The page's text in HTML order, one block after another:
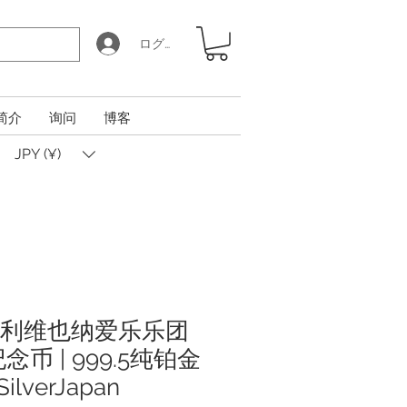
ログイン
介 询问 博客
JPY (¥)
维也纳爱乐乐团
币 | 999.5纯铂金